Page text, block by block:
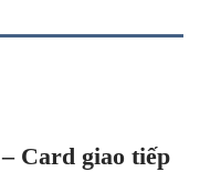
Card giao tiếp